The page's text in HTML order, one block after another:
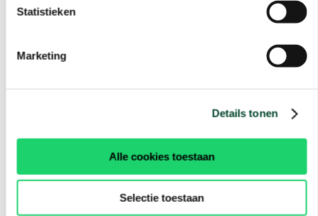
Statistieken
Marketing
Details tonen
Alle cookies toestaan
Selectie toestaan